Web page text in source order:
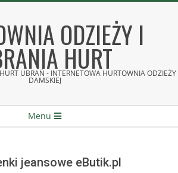
ODZIEŻY I
HURT
UBRAŃ - INTERNETOWA HURTOWNIA ODZIEŻY
DAMSKIEJ
Menu
jeansowe eButik.pl